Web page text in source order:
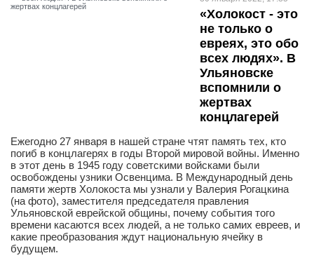
«Холокост - это
не только о
евреях, это обо
всех людях». В
Ульяновске
вспомнили о
жертвах
концлагерей
Ежегодно 27 января в нашей стране чтят память тех, кто
погиб в концлагерях в годы Второй мировой войны. Именно
в этот день в 1945 году советскими войсками были
освобождены узники Освенцима. В Международный день
памяти жертв Холокоста мы узнали у Валерия Рогацкина
(на фото), заместителя председателя правления
Ульяновской еврейской общины, почему события того
времени касаются всех людей, а не только самих евреев, и
какие преобразования ждут национальную ячейку в
будущем.